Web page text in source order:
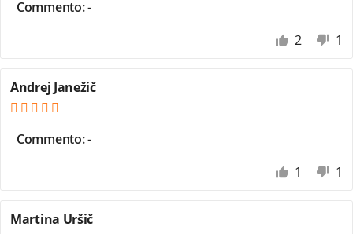
Commento:-
2
1
Andrej Janežič
Commento:-
1
1
Martina Uršič